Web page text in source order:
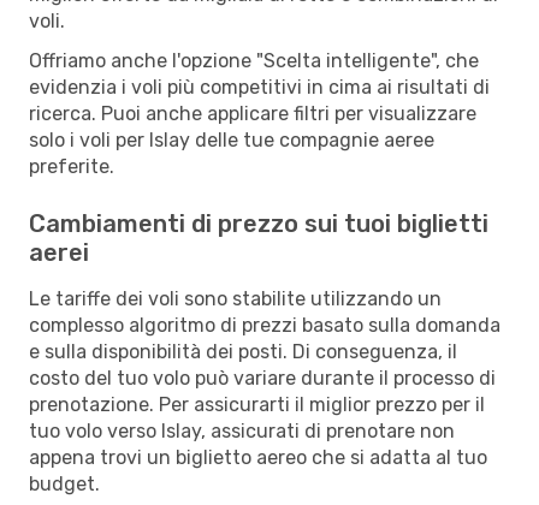
voli.
Offriamo anche l'opzione "Scelta intelligente", che
evidenzia i voli più competitivi in cima ai risultati di
ricerca. Puoi anche applicare filtri per visualizzare
solo i voli per Islay delle tue compagnie aeree
preferite.
Cambiamenti di prezzo sui tuoi biglietti
aerei
Le tariffe dei voli sono stabilite utilizzando un
complesso algoritmo di prezzi basato sulla domanda
e sulla disponibilità dei posti. Di conseguenza, il
costo del tuo volo può variare durante il processo di
prenotazione. Per assicurarti il miglior prezzo per il
tuo volo verso Islay, assicurati di prenotare non
appena trovi un biglietto aereo che si adatta al tuo
budget.